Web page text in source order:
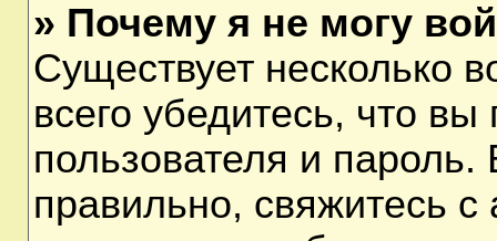
» Почему я не могу
Существует несколько
всего убедитесь, что
пользователя и
правильно, свяжитесь